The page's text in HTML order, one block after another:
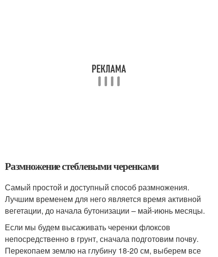
Размножение стеблевыми черенками
Самый простой и доступный способ размножения.
Лучшим временем для него является время активной
вегетации, до начала бутонизации – май-июнь месяцы.
Если мы будем высаживать черенки флоксов
непосредственно в грунт, сначала подготовим почву.
Перекопаем землю на глубину 18-20 см, выберем все